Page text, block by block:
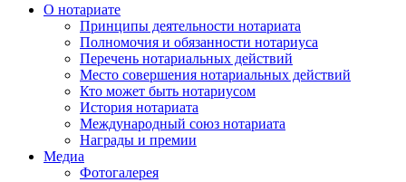
О нотариате
Принципы деятельности нотариата
Полномочия и обязанности нотариуса
Перечень нотариальных действий
Место совершения нотариальных действий
Кто может быть нотариусом
История нотариата
Международный союз нотариата
Награды и премии
Медиа
Фотогалерея